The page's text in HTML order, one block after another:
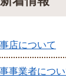
店について
事業者につ